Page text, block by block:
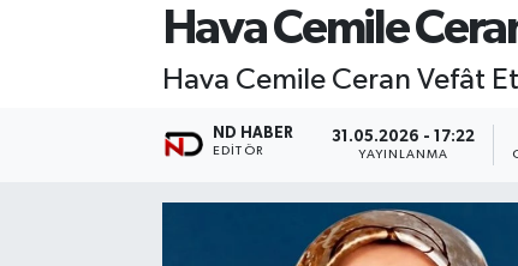
Hava Cemile
Hava Cemile Ceran Vefât
ND HABER
EDITÖR
31.05.2026 - 17:22
YAYINLANMA
Haber Arşivi